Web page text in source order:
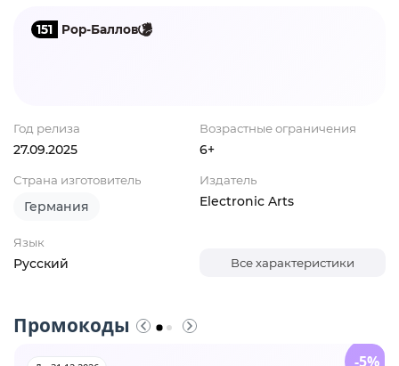
151 Pop-Баллов
Год релиза
27.09.2025
Возрастные ограничения
6+
Страна изготовитель
Германия
Издатель
Electronic Arts
Язык
Русский Все характеристики
Промокоды
-5%